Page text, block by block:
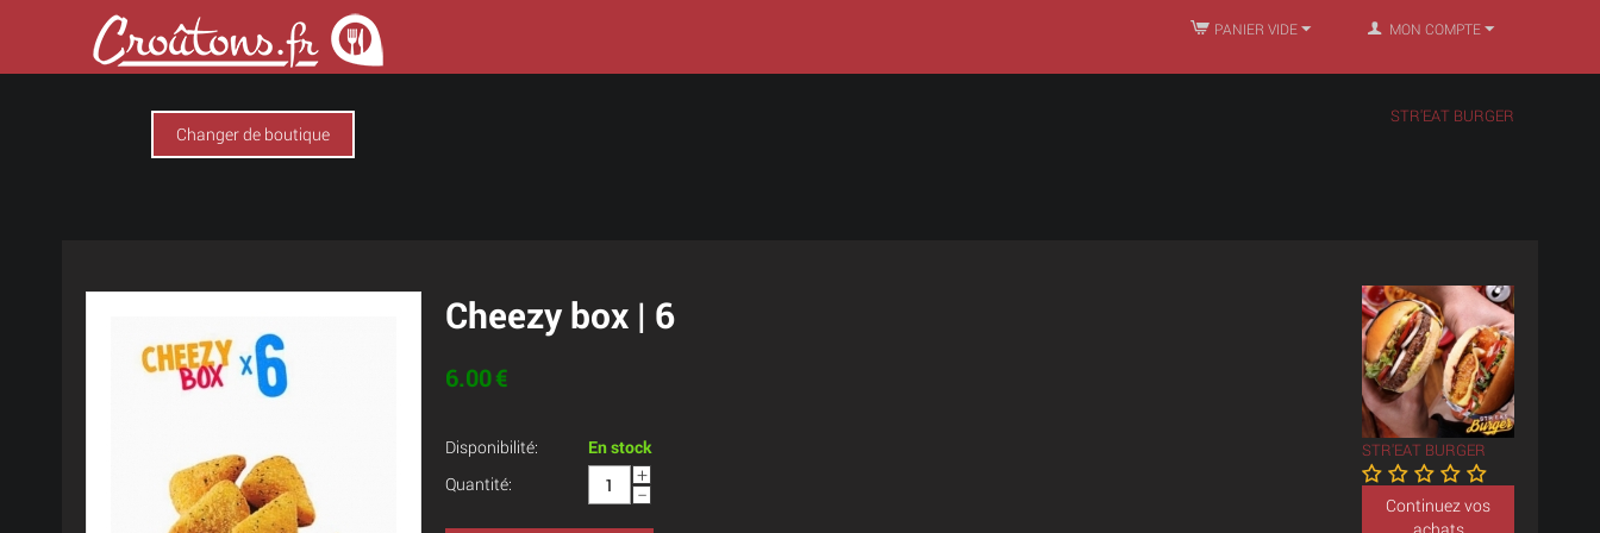
MON COMPTE
PANIER VIDE
Changer de boutique
STR'EAT BURGER
Cheezy box | 6
6.00€
Disponibilité:
En stock
Quantité:
+
−
STR'EAT BURGER
Continuez vos